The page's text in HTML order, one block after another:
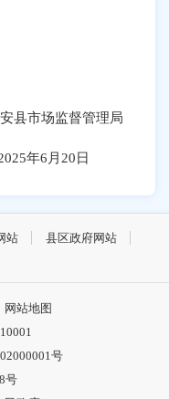
县市场监督管理局
年6月20日
站
县区政府网站
网站地图
号
号